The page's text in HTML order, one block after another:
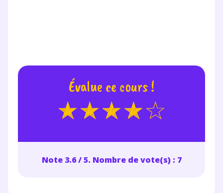
Évalue ce cours !
Note 3.6 / 5. Nombre de vote(s) : 7